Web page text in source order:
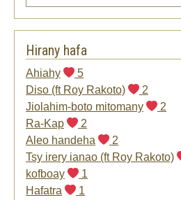
Hirany hafa
Ahiahy
5
Diso (ft Roy Rakoto)
2
Jiolahim-boto mitomany
2
Ra-Kap
2
Aleo handeha
2
Tsy irery ianao (ft Roy Rakoto)
kofboay
1
Hafatra
1